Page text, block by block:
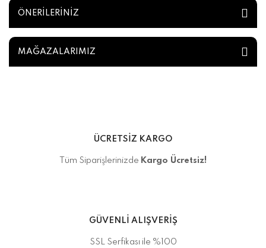
ÖNERİLERİNİZ
MAĞAZALARIMIZ
ÜCRETSİZ KARGO
Tüm Siparişlerinizde Kargo Ücretsiz!
GÜVENLİ ALIŞVERİŞ
SSL Serfikası ile %100